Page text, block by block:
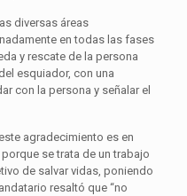
diversas áreas
en todas las fases
y rescate de la persona
esquiador, con una
con la persona y señalar el
agradecimiento es en
se trata de un trabajo
de salvar vidas, poniendo
resaltó que “no